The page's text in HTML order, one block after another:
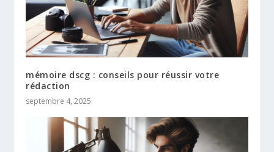
mémoire dscg : conseils pour réussir votre
rédaction
septembre 4, 2025